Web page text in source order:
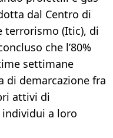
dal Centro di
terrorismo (Itic), di
che l’80%
settimane
demarcazione fra
attivi di
a loro